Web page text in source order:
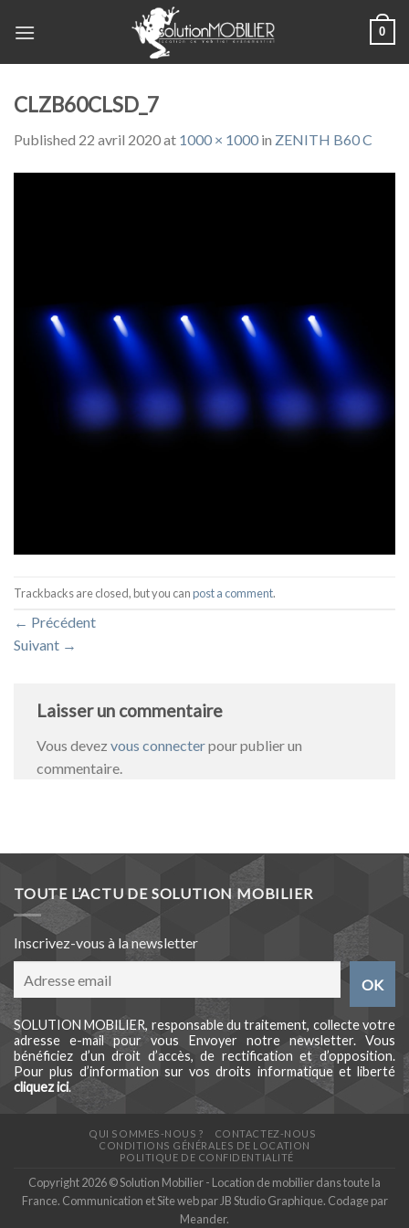
0
CLZB60CLSD_7
Published 22 avril 2020at 1000 × 1000 in ZENITH B60 C
Trackbacks are closed, but you canpost a comment.
← Précédent
Suivant →
Laisser un commentaire
Vous devez vous connecterpour publier un
commentaire.
TOUTE L’ACTU DE SOLUTION MOBILIER
Inscrivez-vous à la newsletter
SOLUTION MOBILIER, responsable du traitement, collecte votre
adresse e-mail pour vous Envoyer notre newsletter. Vous
bénéficiez d’un droit d’accès, de rectification et d’opposition.
Pour plus d’information sur vos droits informatique et liberté
cliquez ici.
QUI SOMMES-NOUS ?
CONTACTEZ-NOUS
CONDITIONS GÉNÉRALES DE LOCATION
POLITIQUE DE CONFIDENTIALITÉ
Copyright 2026 © Solution Mobilier - Location de mobilier dans toute la
France. Communication et Site web par JB Studio Graphique. Codage par
Meander.